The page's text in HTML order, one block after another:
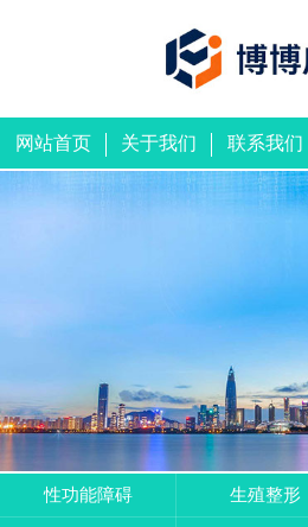
网站首页 关于我们 联系我们
性功能障碍 生殖整形